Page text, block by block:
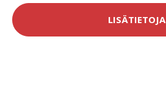
LISÄTIETOJA